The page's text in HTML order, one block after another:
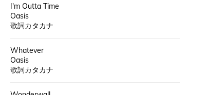
I'm Outta Time
Oasis
歌詞カタカナ
Whatever
Oasis
歌詞カタカナ